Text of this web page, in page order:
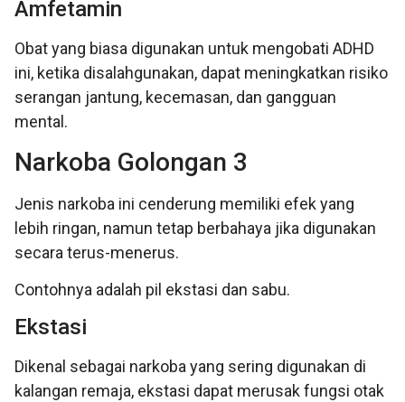
Amfetamin
Obat yang biasa digunakan untuk mengobati ADHD
ini, ketika disalahgunakan, dapat meningkatkan risiko
serangan jantung, kecemasan, dan gangguan
mental.
Narkoba Golongan 3
Jenis narkoba ini cenderung memiliki efek yang
lebih ringan, namun tetap berbahaya jika digunakan
secara terus-menerus.
Contohnya adalah pil ekstasi dan sabu.
Ekstasi
Dikenal sebagai narkoba yang sering digunakan di
kalangan remaja, ekstasi dapat merusak fungsi otak